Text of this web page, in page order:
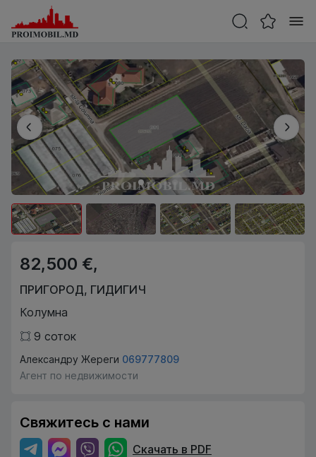
82,500 €,
ПРИГОРОД, ГИДИГИЧ
Колумна
9 соток
Александру Жереги 069777809
Агент по недвижимости
Свяжитесь с нами
Скачать в PDF